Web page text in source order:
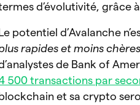
d’évolutivité, grâce
Le potentiel d’Avalanche
rapides et moins
de Bank of
500 transactions par
blockchain et sa crypto